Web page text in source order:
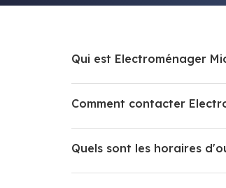
Qui est Electroménager
Comment contacter
Quels sont les horaires